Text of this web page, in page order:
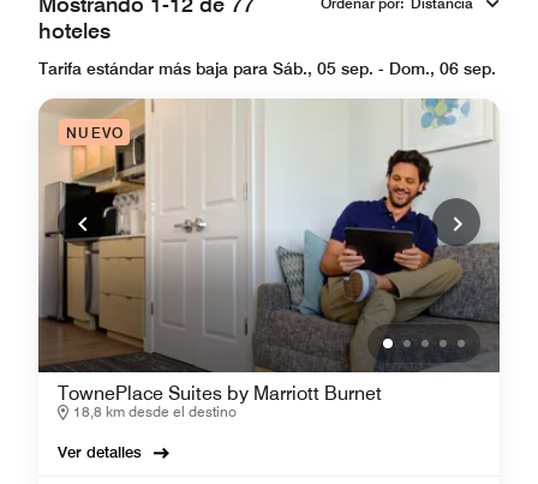
hoteles
Tarifa estándar más baja para Sáb., 05 sep. - Dom., 06 sep.
NUEVO
TownePlace Suites by Marriott Burnet
18,8 km desde el destino
Ver detalles